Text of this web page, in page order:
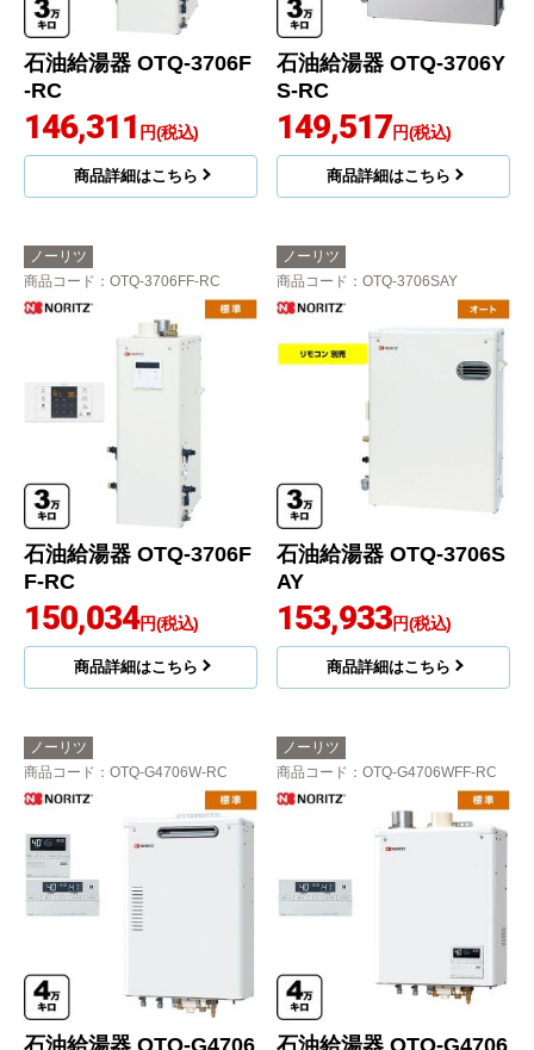
石油給湯器 OTQ-3706F
-RC
146,311 円(税込)
商品詳細はこちら
石油給湯器 OTQ-3706Y
S-RC
149,517円(税込)
商品詳細はこちら
ノーリツ
商品コード ：OTQ-3706FF-RC
石油給湯器 OTQ-3706F
F-RC
150,034円(税込)
商品詳細はこちら
ノーリツ
商品コード ：OTQ-3706SAY
石油給湯器 OTQ-3706S
AY
153,933円(税込)
商品詳細はこちら
ノーリツ
商品コード ：OTQ-G4706W-RC
ノーリツ
商品コード ：OTQ-G4706WFF-RC